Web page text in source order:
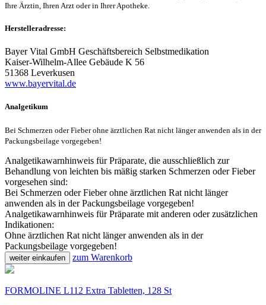
Ihre Ärztin, Ihren Arzt oder in Ihrer Apotheke.
Herstelleradresse:
Bayer Vital GmbH Geschäftsbereich Selbstmedikation
Kaiser-Wilhelm-Allee Gebäude K 56
51368 Leverkusen
www.bayervital.de
Analgetikum
Bei Schmerzen oder Fieber ohne ärztlichen Rat nicht länger anwenden als in der
Packungsbeilage vorgegeben!
Analgetikawarnhinweis für Präparate, die ausschließlich zur
Behandlung von leichten bis mäßig starken Schmerzen oder Fieber
vorgesehen sind:
Bei Schmerzen oder Fieber ohne ärztlichen Rat nicht länger
anwenden als in der Packungsbeilage vorgegeben!
Analgetikawarnhinweis für Präparate mit anderen oder zusätzlichen
Indikationen:
Ohne ärztlichen Rat nicht länger anwenden als in der
Packungsbeilage vorgegeben!
weiter einkaufen zum Warenkorb
FORMOLINE L112 Extra Tabletten, 128 St